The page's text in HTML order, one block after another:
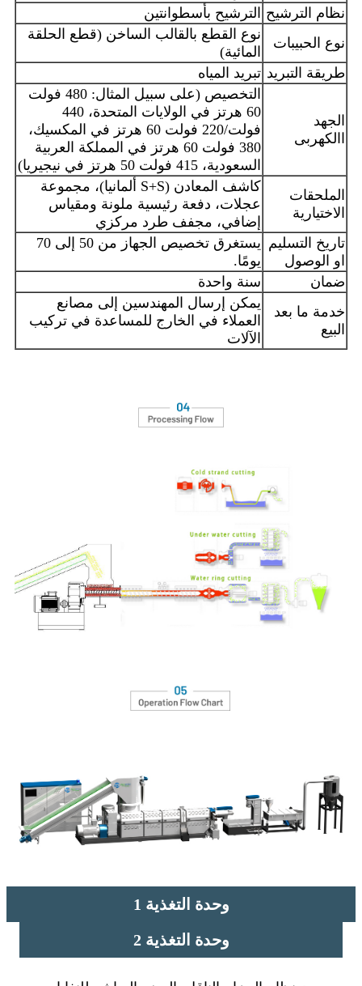
نظام الترشيح الترشيح بأسطوانتين
نوع الحبيبات
نوع القطع بالقالب الساخن (قطع الحلقة
المائية)
طريقة التبريد تبريد المياه
الجهد
االكهربى
التخصيص (على سبيل المثال: 480 فولت
60 هرتز في الولايات المتحدة، 440
فولت/220 فولت 60 هرتز في المكسيك،
380 فولت 60 هرتز في المملكة العربية
السعودية، 415 فولت 50 هرتز في نيجيريا)
الملحقات
الاختيارية
كاشف المعادن (S+S ألمانيا)، مجموعة
عجلات، دفعة رئيسية ملونة ومقياس
إضافي، مجفف طرد مركزي
تاريخ التسليم
او الوصول
يستغرق تخصيص الجهاز من 50 إلى 70
يومًا.
ضمان
سنة واحدة
خدمة ما بعد
البيع
يمكن إرسال المهندسين إلى مصانع
العملاء في الخارج للمساعدة في تركيب
الآلات
وحدة التغذية 1
وحدة التغذية 2